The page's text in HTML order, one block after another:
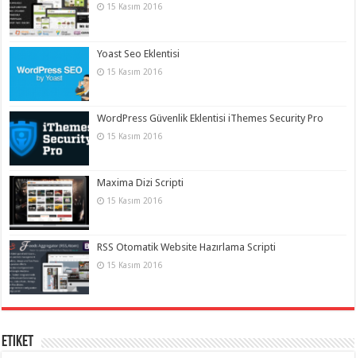
15 Kasım 2016
Yoast Seo Eklentisi
15 Kasım 2016
WordPress Güvenlik Eklentisi iThemes Security Pro
15 Kasım 2016
Maxima Dizi Scripti
15 Kasım 2016
RSS Otomatik Website Hazırlama Scripti
15 Kasım 2016
Etiket